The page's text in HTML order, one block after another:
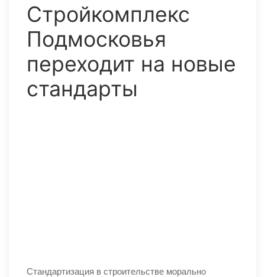
Стройкомплекс
Подмосковья
переходит на новые
стандарты
Стандартизация в строительстве морально